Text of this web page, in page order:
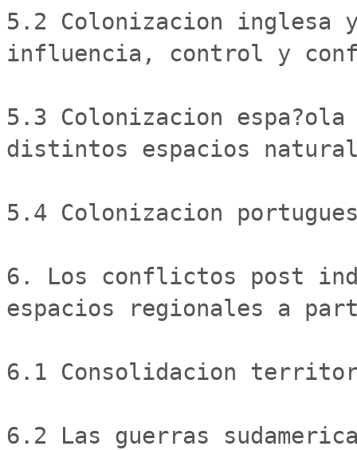
5.2 Colonizacion inglesa
influencia, control y
5.3 Colonizacion
distintos espacios
5.4 Colonizacion
6. Los conflictos post
espacios regionales a
6.1 Consolidacion
6.2 Las guerras